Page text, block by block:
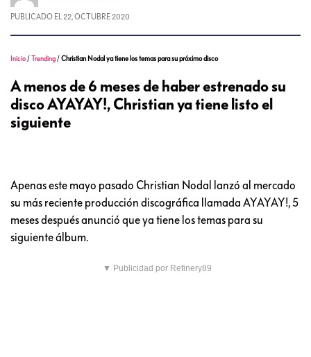
PUBLICADO EL 22, OCTUBRE 2020
Inicio /Trending /Christian Nodal ya tiene los temas para su próximo disco
A menos de 6 meses de haber estrenado su
disco AYAYAY!, Christian ya tiene listo el
siguiente
Apenas este mayo pasado Christian Nodal lanzó al mercado
su más reciente producción discográfica llamada AYAYAY!, 5
meses después anunció que ya tiene los temas para su
siguiente álbum.
▼ Publicidad por Refinery89